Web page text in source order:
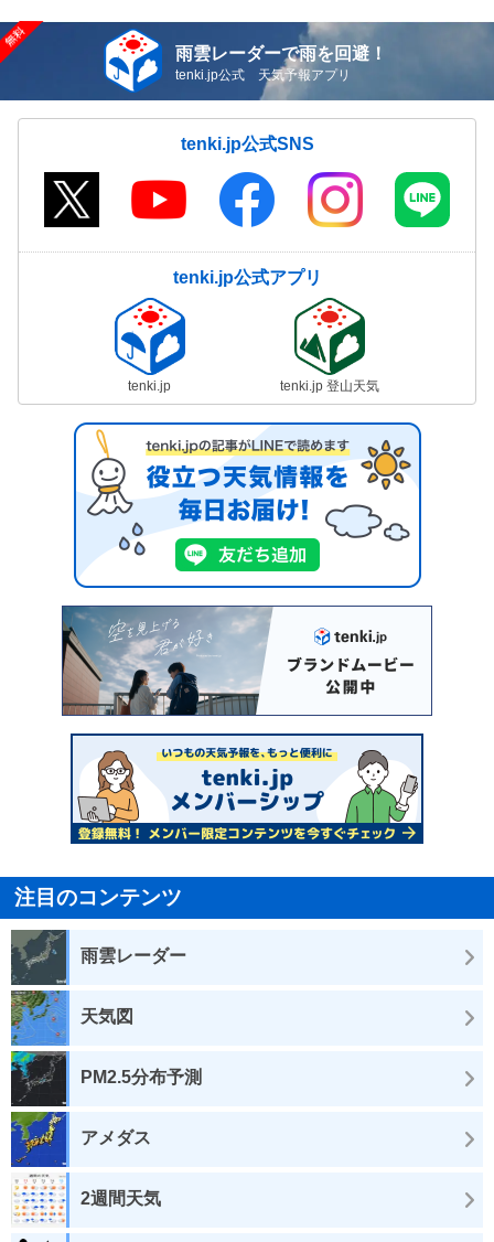
雨雲レーダーで雨を回避！
tenki.jp公式 天気予報アプリ
tenki.jp公式SNS
tenki.jp公式アプリ
tenki.jp tenki.jp 登山天気
注目のコンテンツ
雨雲レーダー
天気図
PM2.5分布予測
アメダス
2週間天気